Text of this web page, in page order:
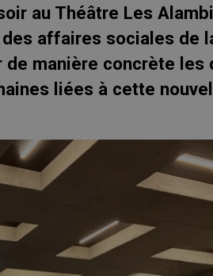
au Théâtre Les
affaires sociales de
de manière concrète les
liées à cette